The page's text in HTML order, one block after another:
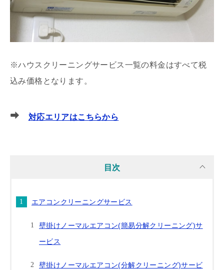
※ハウスクリーニングサービス一覧の料金はすべて税
込み価格となります。
対応エリアはこちらから
目次
エアコンクリーニングサービス
壁掛けノーマルエアコン(簡易分解クリーニング)サ
ービス
壁掛けノーマルエアコン(分解クリーニング)サービ